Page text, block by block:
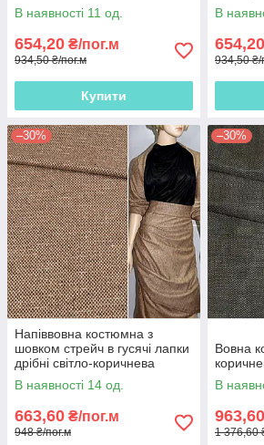
В наявності 11 од.
654,20 ₴/пог.м
934,50 ₴/пог.м
Купити
В
654,20
934,50 ₴/
–30%
Напіввовна костюмна з
шовком стрейч в гусячі лапки
дрібні світло-коричнева
В наявності 14 од.
663,60 ₴/пог.м
948 ₴/пог.м
–30%
Вовна
В
963,60
1 376,60